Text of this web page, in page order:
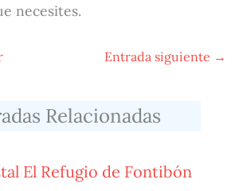
necesites.
Entrada siguiente →
Relacionadas
El Refugio de Fontibón